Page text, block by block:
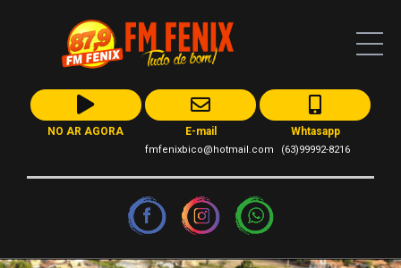
NO AR AGORA E-mail
fmfenixbico@hotmail.com
Whtasapp
(63)99992-8216